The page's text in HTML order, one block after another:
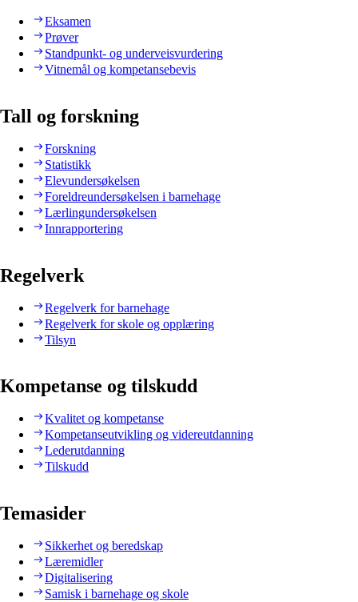
Eksamen
Prøver
Standpunkt- og underveisvurdering
Vitnemål og kompetansebevis
Tall og forskning
Forskning
Statistikk
Elevundersøkelsen
Foreldreundersøkelsen i barnehage
Lærlingundersøkelsen
Innrapportering
Regelverk
Regelverk for barnehage
Regelverk for skole og opplæring
Tilsyn
Kompetanse og tilskudd
Kvalitet og kompetanse
Kompetanseutvikling og videreutdanning
Lederutdanning
Tilskudd
Temasider
Sikkerhet og beredskap
Læremidler
Digitalisering
Samisk i barnehage og skole